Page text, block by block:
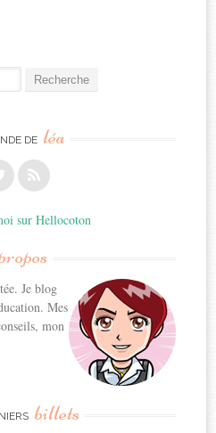
DE léa
Je blog
Mes
mon
billets